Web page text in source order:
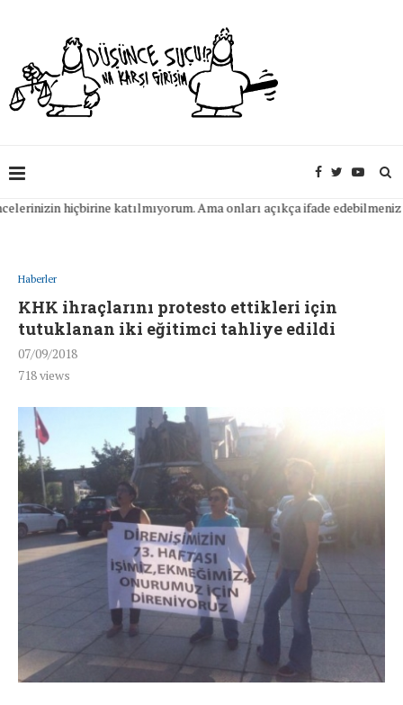
hiçbirine katılmıyorum. Ama onları açıkça ifade edebilmeniz için
Haberler
KHK ihraçlarını protesto ettikleri için
tutuklanan iki eğitimci tahliye edildi
07/09/2018
718views